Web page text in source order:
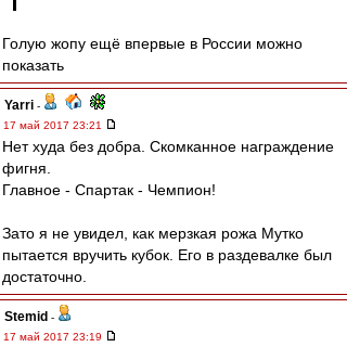
Голую жопу ещё впервые в России можно
показать
Yarri -
17 май 2017 23:21
Нет худа без добра. Скомканное награждение
фигня.
Главное - Спартак - Чемпион!
Зато я не увидел, как мерзкая рожа Мутко
пытается вручить кубок. Его в раздевалке был
достаточно.
Stemid -
17 май 2017 23:19